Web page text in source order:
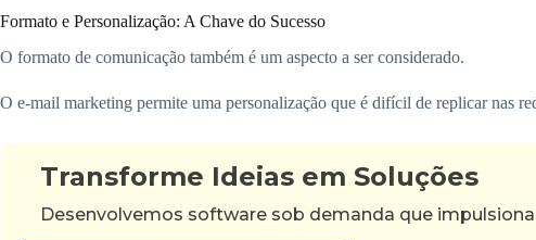
Formato e Personalização: A Chave do Sucesso
O formato de comunicação também é um aspecto a ser considerado.
O e-mail marketing permite uma personalização que é difícil de replicar nas
Transforme Ideias em Soluções
Desenvolvemos software sob demanda que